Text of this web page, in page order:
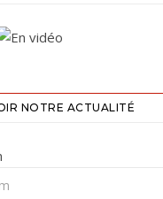
NOTRE ACTUALITÉ